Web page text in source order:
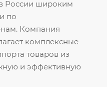
России широким
по
Компания
комплексные
товаров из
и эффективную